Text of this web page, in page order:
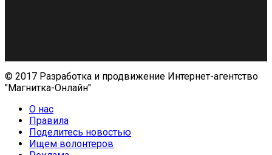
© 2017 Разработка и продвижение Интернет-агентство
"Магнитка-Онлайн"
О нас
Правила
Поделитесь новостью
Ищем волонтеров